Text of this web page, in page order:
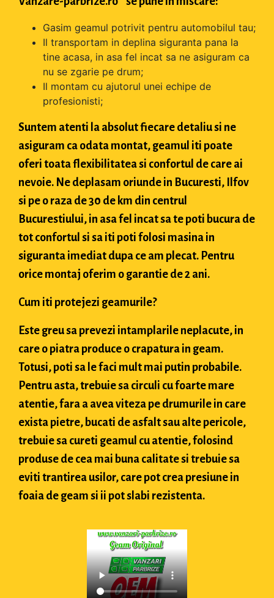
Gasim geamul potrivit pentru automobilul tau;
Il transportam in deplina siguranta pana la
tine acasa, in asa fel incat sa ne asiguram ca
nu se zgarie pe drum;
Il montam cu ajutorul unei echipe de
profesionisti;
Suntem atenti la absolut fiecare detaliu si ne
asiguram ca odata montat, geamul iti poate
oferi toata flexibilitatea si confortul de care ai
nevoie. Ne deplasam oriunde in Bucuresti, Ilfov
si pe o raza de 30 de km din centrul
Bucurestiului, in asa fel incat sa te poti bucura de
tot confortul si sa iti poti folosi masina in
siguranta imediat dupa ce am plecat. Pentru
orice montaj oferim o garantie de 2 ani.
Cum iti protejezi geamurile?
Este greu sa prevezi intamplarile neplacute, in
care o piatra produce o crapatura in geam.
Totusi, poti sa le faci mult mai putin probabile.
Pentru asta, trebuie sa circuli cu foarte mare
atentie, fara a avea viteza pe drumurile in care
exista pietre, bucati de asfalt sau alte pericole,
trebuie sa cureti geamul cu atentie, folosind
produse de cea mai buna calitate si trebuie sa
eviti trantirea usilor, care pot crea presiune in
foaia de geam si ii pot slabi rezistenta.